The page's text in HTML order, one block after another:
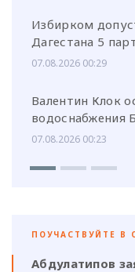
Избирком
Дагестана 5
07.08.2026 00:29
Валентин Клок
водоснабжения
07.08.2026 00:23
ПОУЧАСТВУЙТЕ В
Абдулатипов